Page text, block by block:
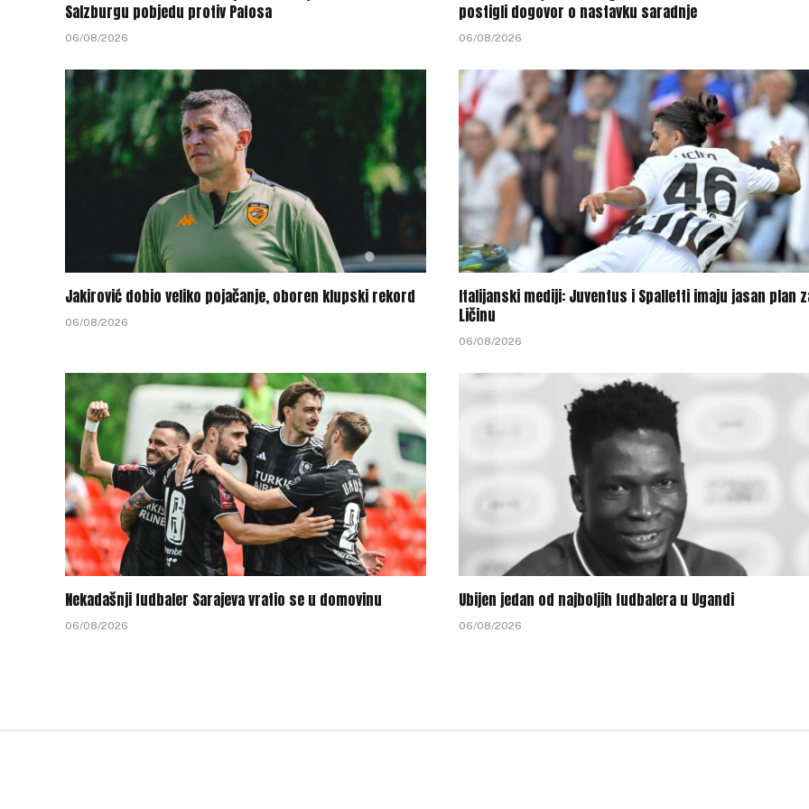
Salzburgu pobjedu protiv Pafosa
06/08/2026
postigli dogovor o nastavku saradnje
06/08/2026
Jakirović dobio veliko pojačanje, oboren klupski rekord
06/08/2026
Italijanski mediji: Juventus i Spalletti imaju jasan plan
Ličinu
06/08/2026
Nekadašnji fudbaler Sarajeva vratio se u domovinu
06/08/2026
Ubijen jedan od najboljih fudbalera u Ugandi
06/08/2026